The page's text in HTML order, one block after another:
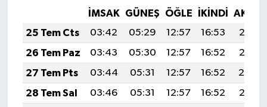
İMSAK GÜNEŞ ÖĞLE İKINDI
25 Tem Cts
03:42 05:29 12:57 16:53
20:15
26 Tem Paz
03:43 05:30 12:57 16:52
20:15
27 Tem Pts
03:44 05:31 12:57 16:52
20:14
28 Tem Sal
03:46 05:31 12:57 16:52
20:13